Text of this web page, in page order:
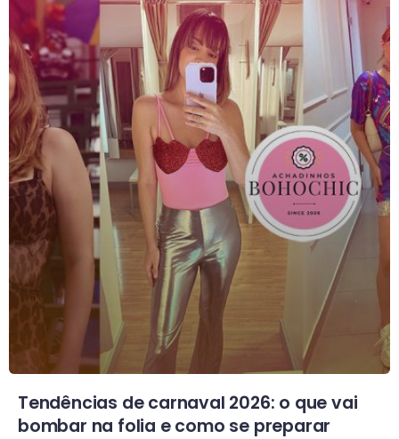
Tendências de carnaval 2026: o que vai
bombar na folia e como se preparar